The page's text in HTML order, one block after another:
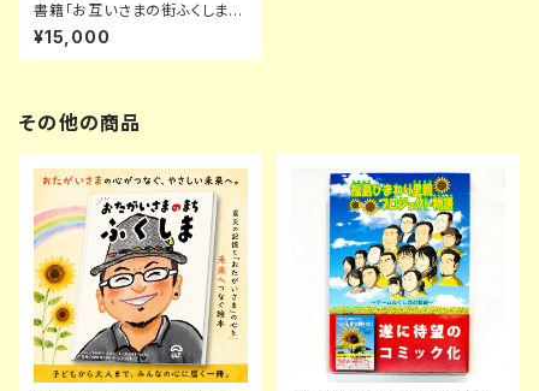
書籍「お互いさまの街ふくしま
発 “恩送り”が世界を変える！ 仕
事も人生もうまくいく究極の生き
方」 10冊
¥15,000
その他の商品